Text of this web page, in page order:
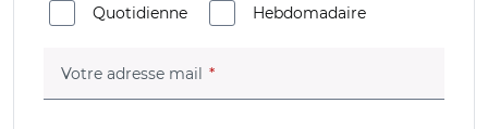
Quotidienne
Hebdomadaire
Votre adresse mail (champ obligatoire)